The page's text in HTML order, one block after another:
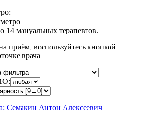
14 мануальных терапевтов.
приём, воспользуйтесь кнопкой
врача